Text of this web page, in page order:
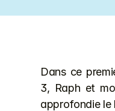
Dans ce
3, Raph et
approfondie le